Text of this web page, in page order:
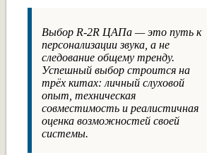
Выбор R-2R ЦАПа — это путь к
персонализации звука, а не
следование общему тренду.
Успешный выбор строится на
трёх китах: личный слуховой
опыт, техническая
совместимость и реалистичная
оценка возможностей своей
системы.